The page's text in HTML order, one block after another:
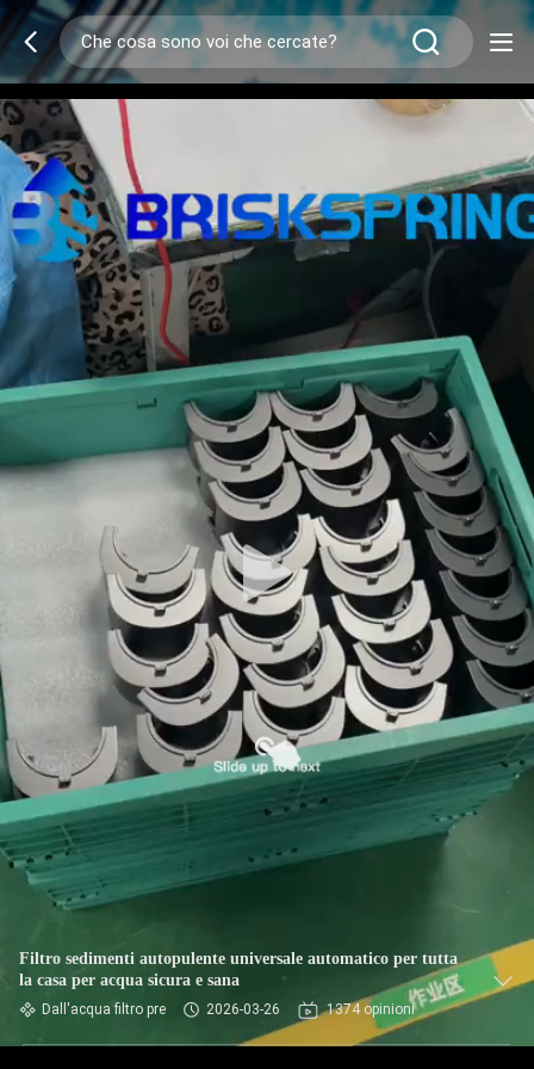
Filtro sedimenti autopulente universale automatico per tutta
la casa per acqua sicura e sana
Dall'acqua filtro pre 2026-03-26 1374 opinioni